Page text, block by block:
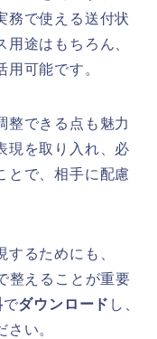
務で使える送付状
用途はもちろん、
可能です。
整できる点も魅力
現を取り入れ、必
とで、相手に配慮
るためにも、
整えることが重要
でダウンロード し、
い。